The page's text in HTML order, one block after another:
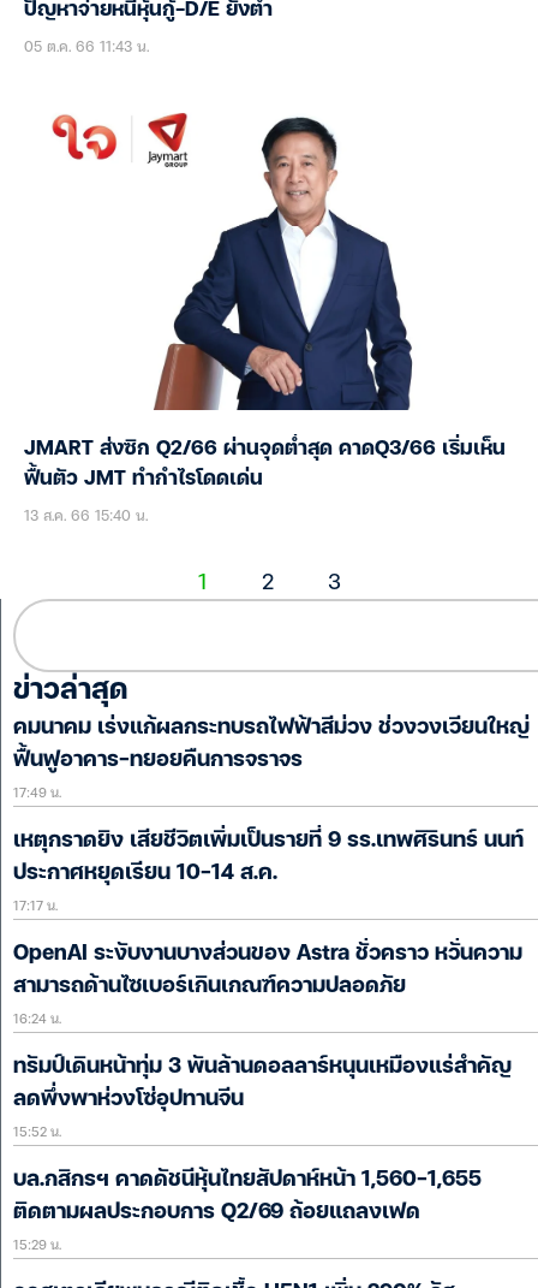
ปัญหาจ่ายหนี้หุ้นกู้-D/E ยังต่ำ
05 ต.ค. 66 11:43 น.
JMART ส่งซิก Q2/66 ผ่านจุดต่ำสุด คาดQ3/66 เริ่มเห็น
ฟื้นตัว JMT ทำกำไรโดดเด่น
13 ส.ค. 66 15:40 น.
1 2 3
ข่าวล่าสุด
คมนาคม เร่งแก้ผลกระทบรถไฟฟ้าสีม่วง ช่วงวงเวียนใหญ่
ฟื้นฟูอาคาร-ทยอยคืนการจราจร
17:49 น.
เหตุกราดยิง เสียชีวิตเพิ่มเป็นรายที่ 9 รร.เทพศิรินทร์ นนท์
ประกาศหยุดเรียน 10-14 ส.ค.
17:17 น.
OpenAI ระงับงานบางส่วนของ Astra ชั่วคราว หวั่นความ
สามารถด้านไซเบอร์เกินเกณฑ์ความปลอดภัย
16:24 น.
ทรัมป์เดินหน้าทุ่ม 3 พันล้านดอลลาร์หนุนเหมืองแร่สำคัญ
ลดพึ่งพาห่วงโซ่อุปทานจีน
15:52 น.
บล.กสิกรฯ คาดดัชนีหุ้นไทยสัปดาห์หน้า 1,560-1,655
ติดตามผลประกอบการ Q2/69 ถ้อยแถลงเฟด
15:29 น.